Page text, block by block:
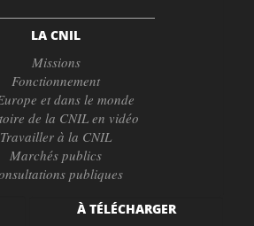
LA CNIL
Missions
Fonctionnement
et dans le monde
de la CNIL en vidéo
Travailler à la CNIL
Marchés publics
publiques
À TÉLÉCHARGER